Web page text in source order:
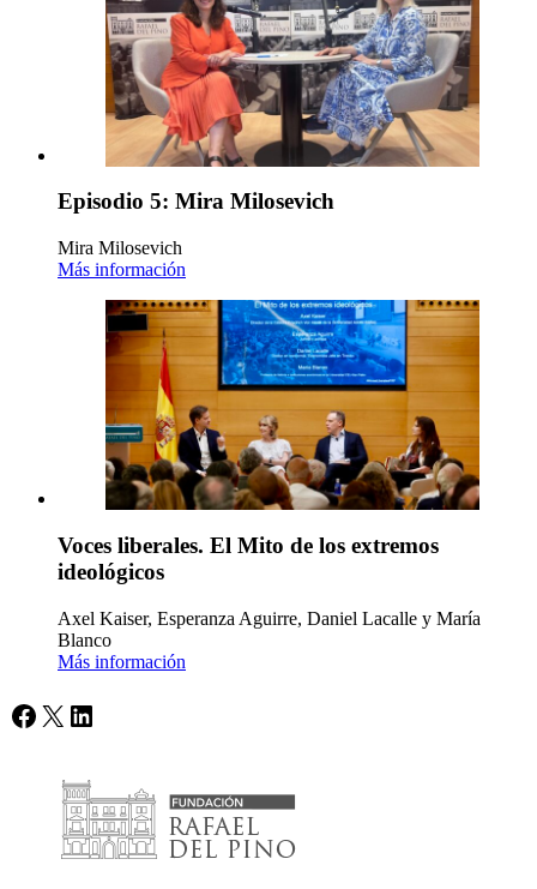
Episodio 5: Mira Milosevich
Mira Milosevich
Más información
Voces liberales. El Mito de los extremos
ideológicos
Axel Kaiser, Esperanza Aguirre, Daniel Lacalle y María
Blanco
Más información
Facebook
X LinkedIn